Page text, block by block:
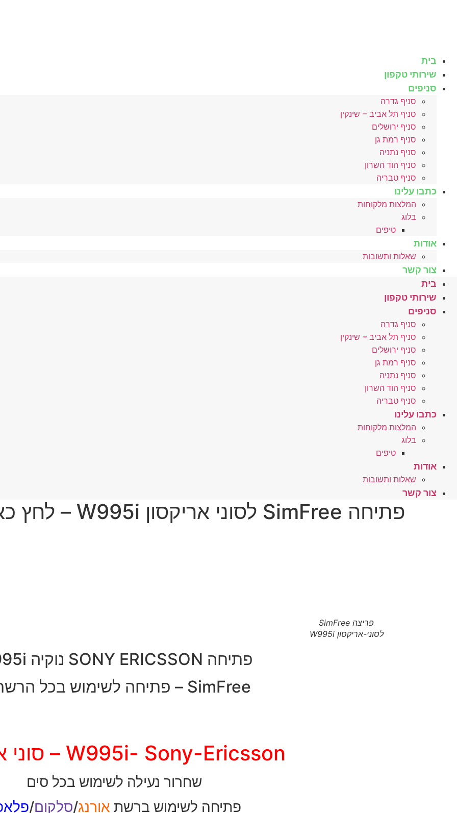
בית
שירותי טקפון
סניפים
סניף גדרה
סניף תל אביב – שינקין
סניף ירושלים
סניף רמת גן
סניף נתניה
סניף הוד השרון
סניף טבריה
כתבו עלינו
המלצות מלקוחות
בלוג
טיפים
אודות
שאלות ותשובות
צור קשר
בית
שירותי טקפון
סניפים
סניף גדרה
סניף תל אביב – שינקין
סניף ירושלים
סניף רמת גן
סניף נתניה
סניף הוד השרון
סניף טבריה
כתבו עלינו
המלצות מלקוחות
בלוג
טיפים
אודות
שאלות ותשובות
צור קשר
פתיחה SimFree לסוני אריקסון W995i – לחץ כאן
פריצה SimFree
לסוני-אריקסון W995i
פתיחה SONY ERICSSON נוקיה W995i
SimFree – פתיחה לשימוש בכל הרשתות
W995i- Sony-Ericsson – סוני אריקסון
שחרור נעילה לשימוש בכל סים
פתיחה לשימוש ברשת אורנג/סלקום/